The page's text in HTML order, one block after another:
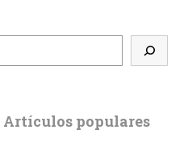
Artículos populares